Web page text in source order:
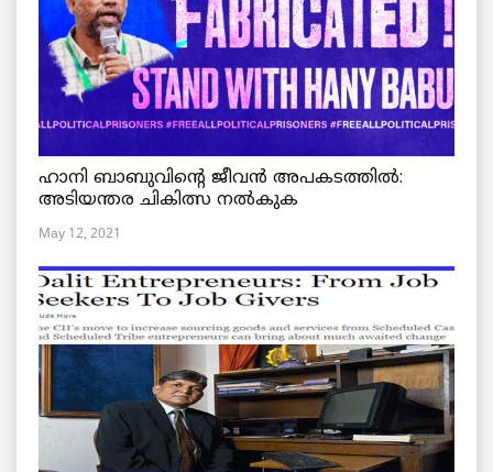
ഹാനി ബാബുവിന്റെ ജീവൻ അപകടത്തിൽ:
അടിയന്തര ചികിത്സ നൽകുക
May 12, 2021